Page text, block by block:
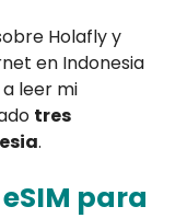
Holafly y
en Indonesia
leer mi
tres
.
para